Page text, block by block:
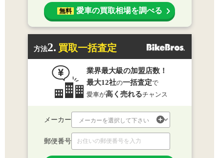
無料 愛車の買取相場を調べる
方法2. 買取一括査定
業界最大級の加盟店数！
最大12社の一括査定で
愛車が高く売れるチャンス
メーカー
郵便番号